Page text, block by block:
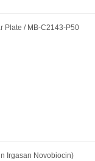
Plate / MB-C2143-P50
Irgasan Novobiocin)